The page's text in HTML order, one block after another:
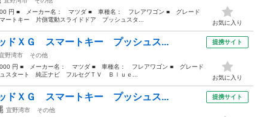
円 ■ メーカー名： マツダ ■ 車種名： フレアワゴン ■ グレード
キー 片側電動スライドドア プッシュスタ...
お気に入り
ドＸＧ スマートキー プッシュス...
野湾市
その他
円 ■ メーカー名： マツダ ■ 車種名： フレアワゴン ■ グレード
スタート 純正ナビ フルセグＴＶ Ｂｌｕｅ...
提携サイト
お気に入り
ドＸＧ スマートキー プッシュス...
宜野湾市
その他
提携サイト